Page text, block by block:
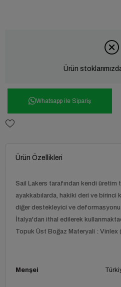
Ürün
Whatsapp ile Sipariş
Ürün Özellikleri
Sail Lakers tarafından kendi üretim
ayakkabılarda, hakiki deri ve birinci
diğer destekleyici ve
İtalya'dan ithal edilerek
Topuk Üst Boğaz Materyali : Vinlex
Menşei